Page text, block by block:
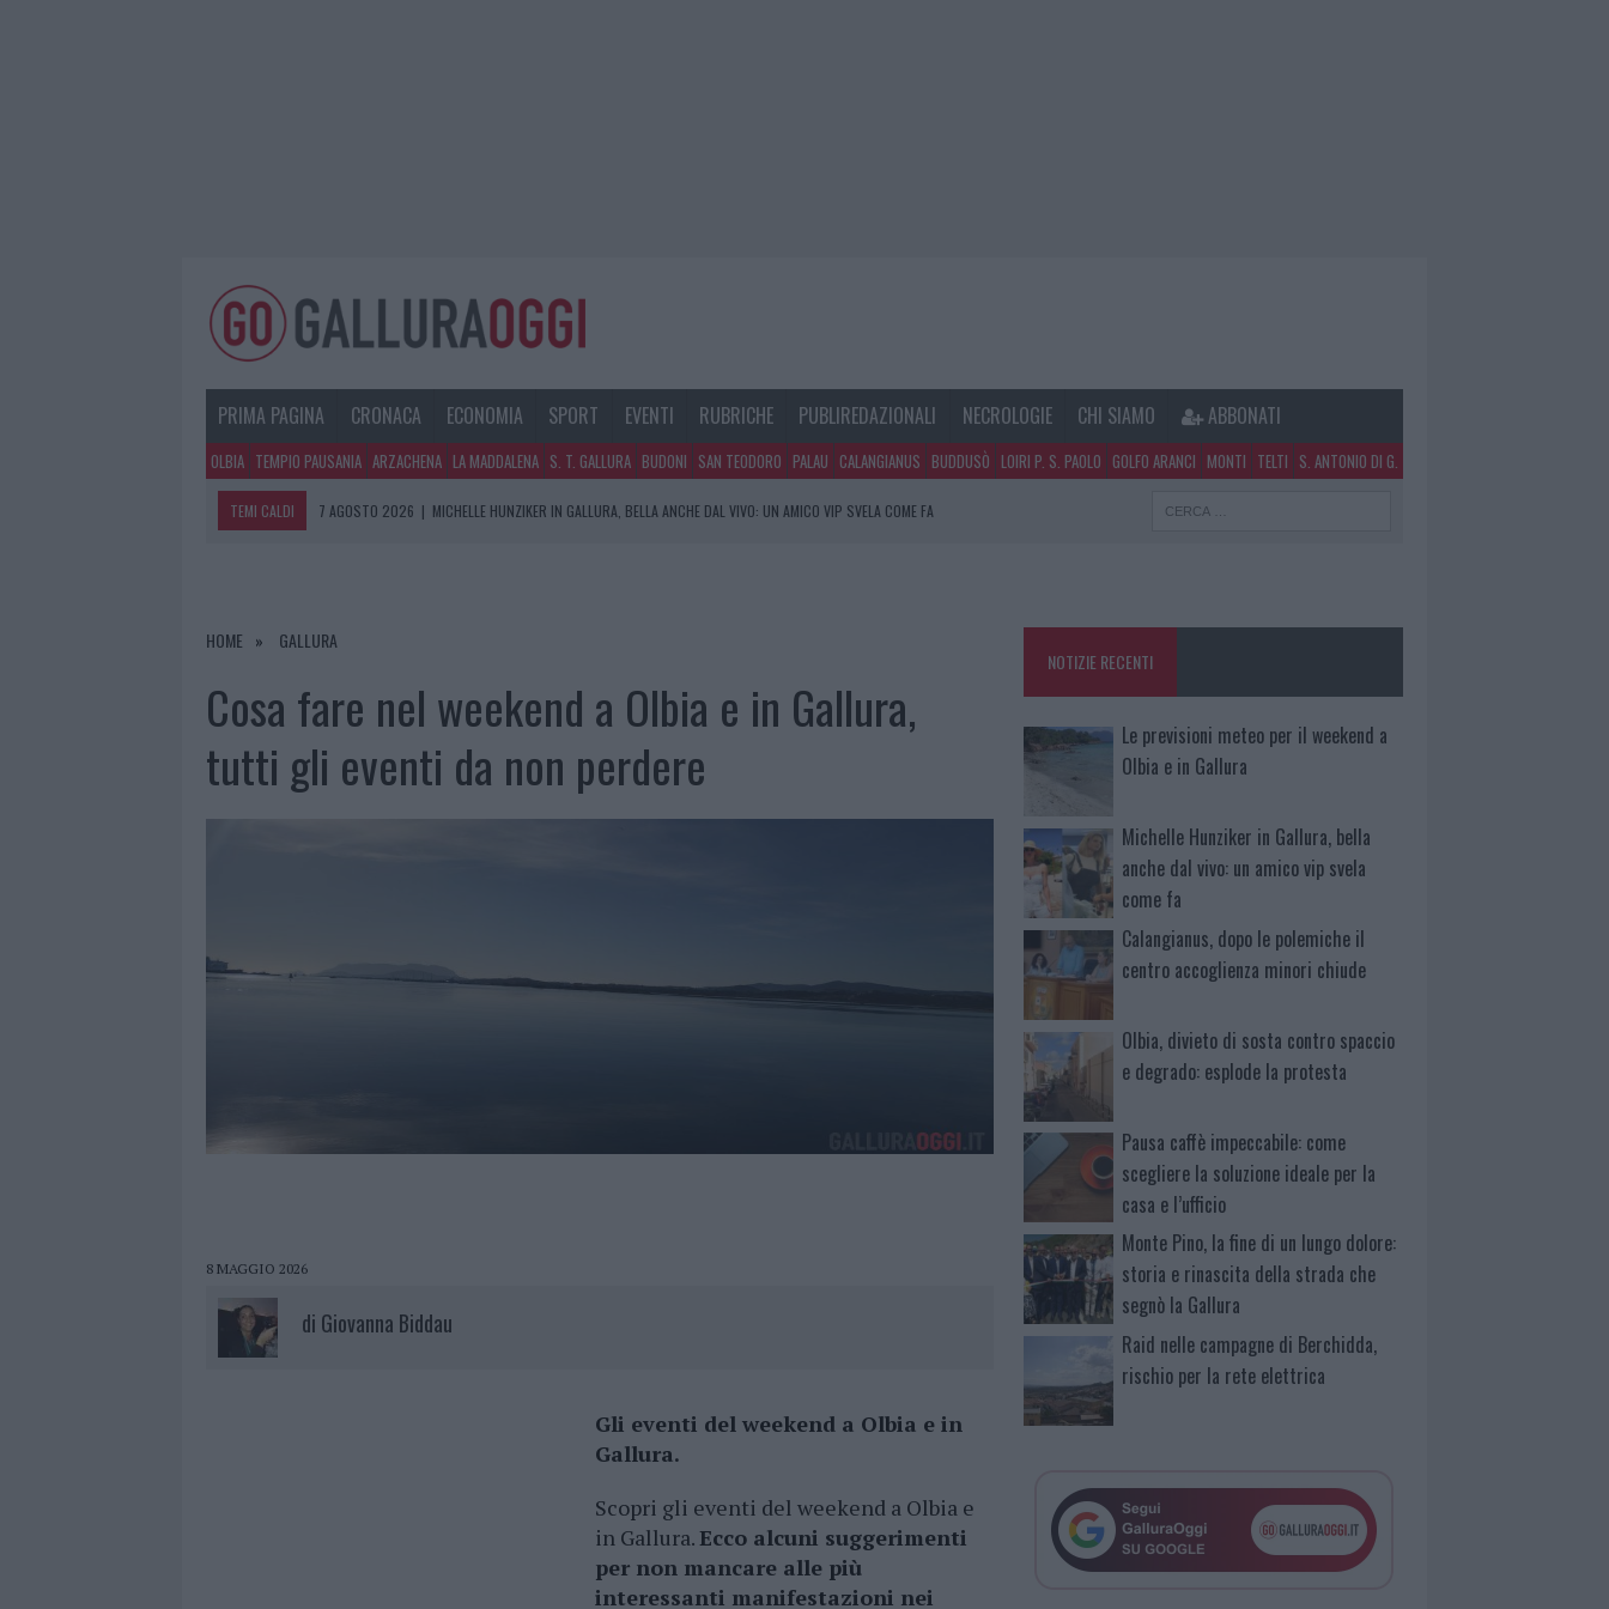
PRIMA PAGINA CRONACA ECONOMIA SPORT EVENTI RUBRICHE PUBLIREDAZIONALI NECROLOGIE CHI SIAMO ABBONATI
OLBIA TEMPIO PAUSANIA ARZACHENA LA MADDALENA S. T. GALLURA BUDONI SAN TEODORO PALAU CALANGIANUS BUDDUSÒ LOIRI P. S. PAOLO GOLFO ARANCI MONTI TELTI S. ANTONIO DI G.
TEMI CALDI 7 AGOSTO 2026 | MICHELLE HUNZIKER IN GALLURA, BELLA ANCHE DAL VIVO: UN AMICO VIP SVELA COME FA
7 AGOSTO 2026 |
HOME GALLURA
Cosa fare nel weekend a Olbia e in Gallura,
tutti gli eventi da non perdere
8 MAGGIO 2026
di Giovanna Biddau
Gli eventi del weekend a Olbia e in
Gallura.
Scopri gli eventi del weekend a Olbia e
in Gallura.Ecco alcuni suggerimenti
per non mancare alle più
interessanti manifestazioni nei
NOTIZIE RECENTI
Le previsioni meteo per il weekend a
Olbia e in Gallura
Michelle Hunziker in Gallura, bella
anche dal vivo: un amico vip svela
come fa
Calangianus, dopo le polemiche il
centro accoglienza minori chiude
Olbia, divieto di sosta contro spaccio
e degrado: esplode la protesta
Pausa caffè impeccabile: come
scegliere la soluzione ideale per la
casa e l’ufficio
Monte Pino, la fine di un lungo dolore:
storia e rinascita della strada che
segnò la Gallura
Raid nelle campagne di Berchidda,
rischio per la rete elettrica